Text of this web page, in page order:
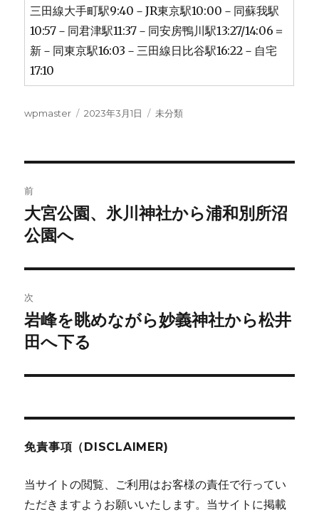
三田線大手町駅9:40－JR東京駅10:00－同蘇我駅
10:57－同君津駅11:37－同安房鴨川駅13:27/14:06＝
新－同東京駅16:03－三田線日比谷駅16:22－自宅
17:10
投
wpmaster
投
2023年3月1日
カ
未分類
稿
ナ
ビ
ゲ
ー
シ
ン
前
前
の
稿:
大宮公園、氷川神社から浦和別所沼
公園へ
次
次
の
稿:
岩峰を眺めながら妙義神社から松井
田へ下る
免責事項（DISCLAIMER)
当サイトの閲覧、ご利用はお客様の責任で行ってい
ただきますようお願いいたします。当サイトに掲載